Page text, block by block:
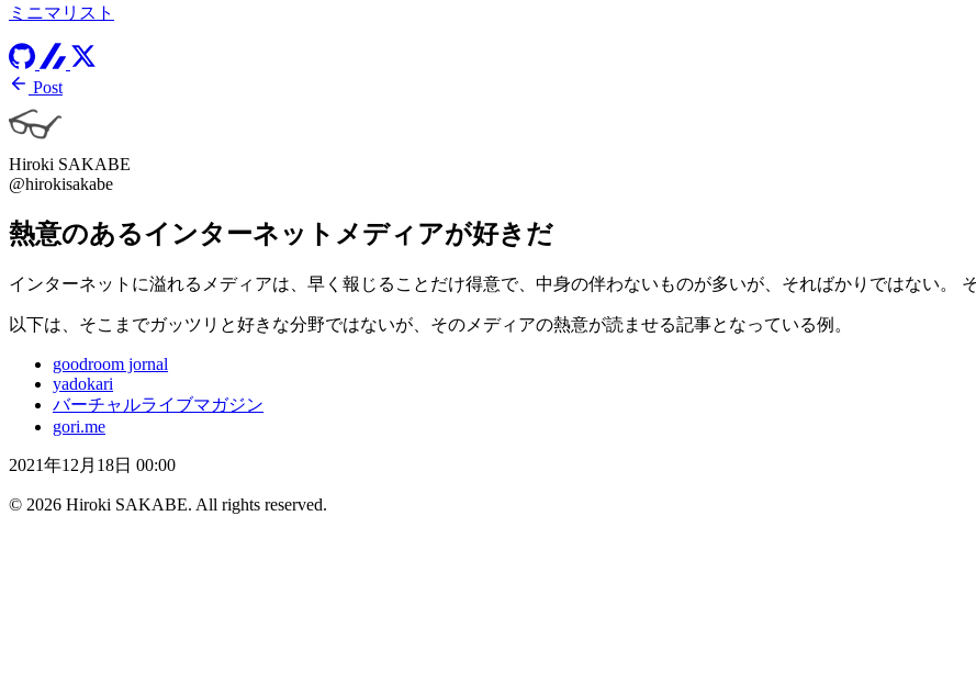
ミニマリスト
Post
Hiroki SAKABE
@hirokisakabe
熱意のあるインターネットメディアが好きだ
インターネットに溢れるメディアは、早く報じることだけ得意で、中身の伴わないものが多いが、そればかりではない。
以下は、そこまでガッツリと好きな分野ではないが、そのメディアの熱意が読ませる記事となっている例。
goodroom jornal
yadokari
バーチャルライブマガジン
gori.me
2021年12月18日 00:00
© 2026 Hiroki SAKABE. All rights reserved.